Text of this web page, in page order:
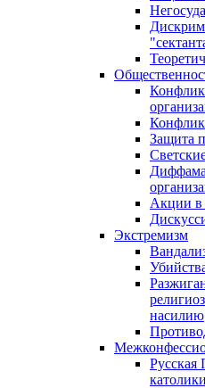
Защита
Акции в
Экстремизм
насилию
Русская
католики